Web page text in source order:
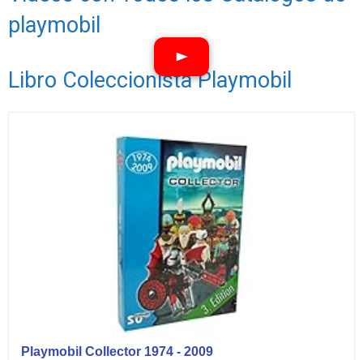
playmobil
Libro Coleccionista Playmobil
Playmobil Collector 1974 - 2009